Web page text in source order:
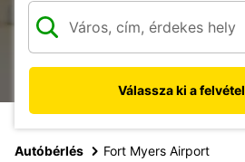
Válassza ki a
Autóbérlés Fort Myers Airport